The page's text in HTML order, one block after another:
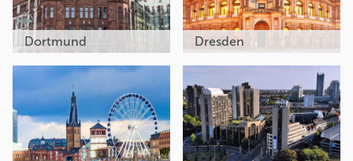
Dortmund Dresden